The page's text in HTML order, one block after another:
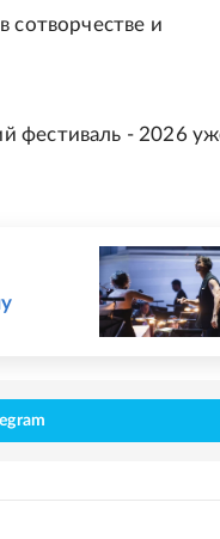
сотворчестве и
фестиваль - 2026